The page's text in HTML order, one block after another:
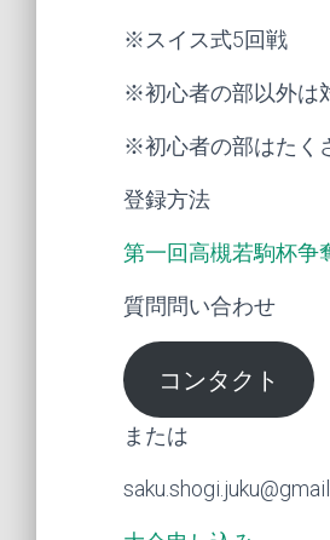
※スイス式5回戦
※初心者の部以外は
※初心者の部はたく
登録方法
第一回高槻若駒杯争
質問問い合わせ
コンタクト
または